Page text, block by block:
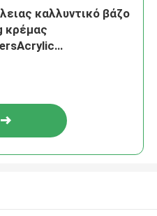
καλλυντικό βάζο
κρέμας